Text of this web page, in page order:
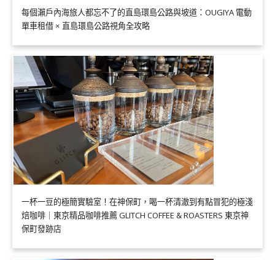
每個瀨戶內海旅人都忘不了的直島環島公路與坡道：OUGIYA 電動
單車租借 × 直島環島公路視角全攻略
一杯一豆的極簡實驗室！在神保町，喝一杯清澈到有點冒犯的極淺
焙咖啡｜東京精品咖啡推薦 GLITCH COFFEE & ROASTERS 東京神
保町發跡店